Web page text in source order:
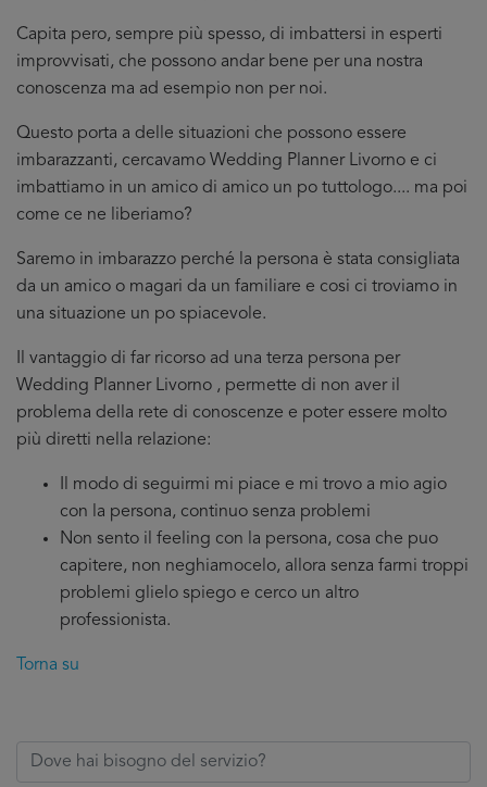
Capita pero, sempre più spesso, di imbattersi in esperti
improvvisati, che possono andar bene per una nostra
conoscenza ma ad esempio non per noi.
Questo porta a delle situazioni che possono essere
imbarazzanti, cercavamo Wedding Planner Livorno e ci
imbattiamo in un amico di amico un po tuttologo.... ma poi
come ce ne liberiamo?
Saremo in imbarazzo perché la persona è stata consigliata
da un amico o magari da un familiare e cosi ci troviamo in
una situazione un po spiacevole.
Il vantaggio di far ricorso ad una terza persona per
Wedding Planner Livorno , permette di non aver il
problema della rete di conoscenze e poter essere molto
più diretti nella relazione:
Il modo di seguirmi mi piace e mi trovo a mio agio
con la persona, continuo senza problemi
Non sento il feeling con la persona, cosa che puo
capitere, non neghiamocelo, allora senza farmi troppi
problemi glielo spiego e cerco un altro
professionista.
Torna su